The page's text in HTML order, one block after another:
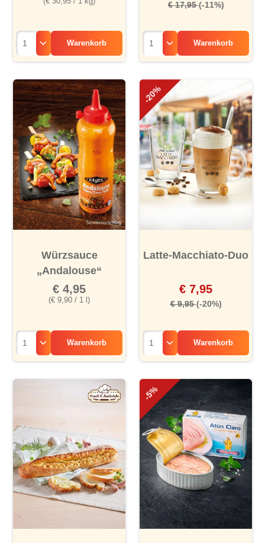
Warenkorb
€ 17,95(-11%)
Warenkorb
Würzsauce
„Andalouse“
(€ 9,90 / 1 l)
€ 4,95
Warenkorb
-20%
Latte-Macchiato-Duo
€ 7,95
€ 9,95(-20%)
Warenkorb
-5%